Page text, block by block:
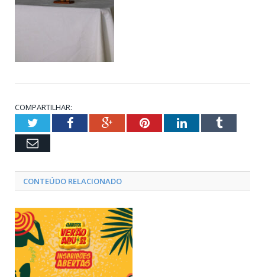
COMPARTILHAR:
TwitterFacebookGoogle+PinterestLinkedInTumblr
Email
CONTEÚDO RELACIONADO